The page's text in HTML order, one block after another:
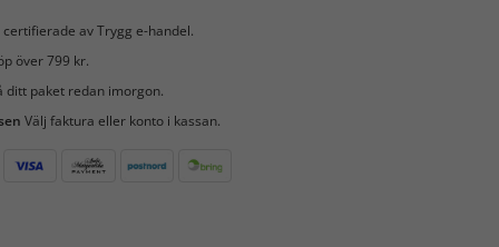
av Trygg e-handel.
över 799 kr.
ditt paket redan imorgon.
Välj faktura eller konto i kassan.